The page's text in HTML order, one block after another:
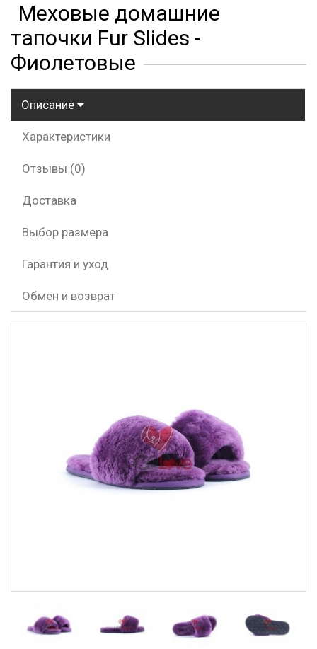
Меховые домашние
тапочки Fur Slides -
Фиолетовые
Описание
Характеристики
Отзывы (0)
Доставка
Выбор размера
Гарантия и уход
Обмен и возврат